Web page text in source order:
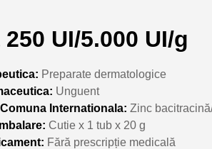
UI/5.000 UI/g
Preparate dermatologice
Unguent
Internationala: Zinc
Cutie x 1 tub x 20 g
Fără prescripție medicală